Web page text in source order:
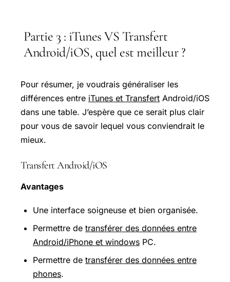
Partie 3 : iTunes VS Transfert
Android/iOS, quel est meilleur ?
Pour résumer, je voudrais généraliser les
différences entre iTunes et Transfert Android/iOS
dans une table. J’espère que ce serait plus clair
pour vous de savoir lequel vous conviendrait le
mieux.
Transfert Android/iOS
Avantages
Une interface soigneuse et bien organisée.
Permettre de transférer des données entre
Android/iPhone et windows PC.
Permettre de transférer des données entre
phones.